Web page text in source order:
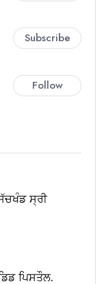
Subscribe
Follow
ਸ੍ਰੀ
ਪਿਸਤੌਲ.